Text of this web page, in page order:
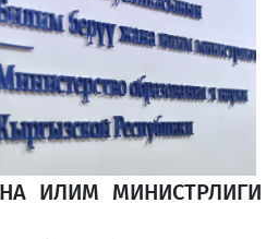
ИЛИМ МИНИСТРЛИГИ